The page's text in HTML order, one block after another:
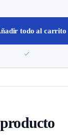
todo al carrito